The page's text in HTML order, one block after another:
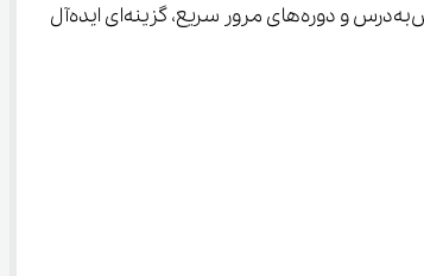
استاندارد و تمرین‌های متنوع، به دانش‌آموزان کمک می‌کند تا با برنامه‌ریزی صحیح، خود را برای شرایط جدید آماده کنند. این پلتفرم با محتوای درس‌به‌درس و دوره‌های مرور سریع، گزینه‌ای ایده‌آل